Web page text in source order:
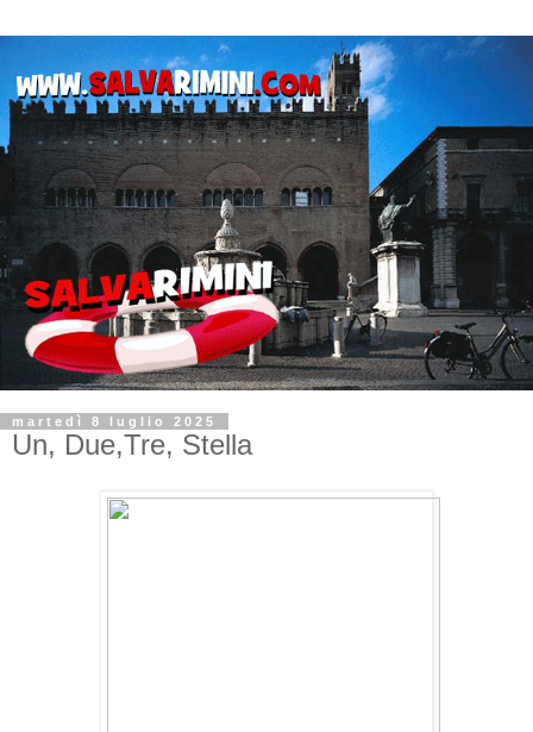
martedì 8 luglio 2025
Un, Due,Tre, Stella